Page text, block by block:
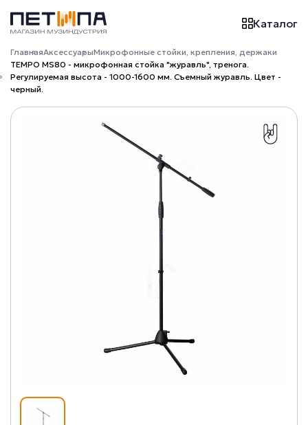
Каталог
ГлавнаяАксессуарыМикрофонные стойки, крепления, держаки
TEMPO MS80 - микрофонная стойка "журавль", тренога.
Регулируемая высота - 1000-1600 мм. Съемный журавль. Цвет -
черный.